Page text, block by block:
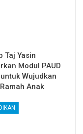
Taj Yasin
Modul PAUD
untuk Wujudkan
Anak